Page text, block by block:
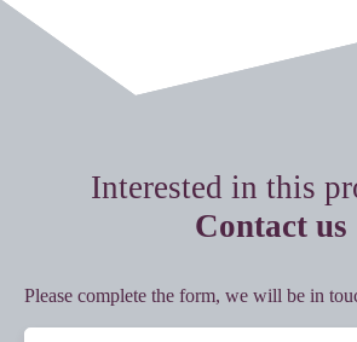
Interested in this
Contact us
Please complete the form, we will be in